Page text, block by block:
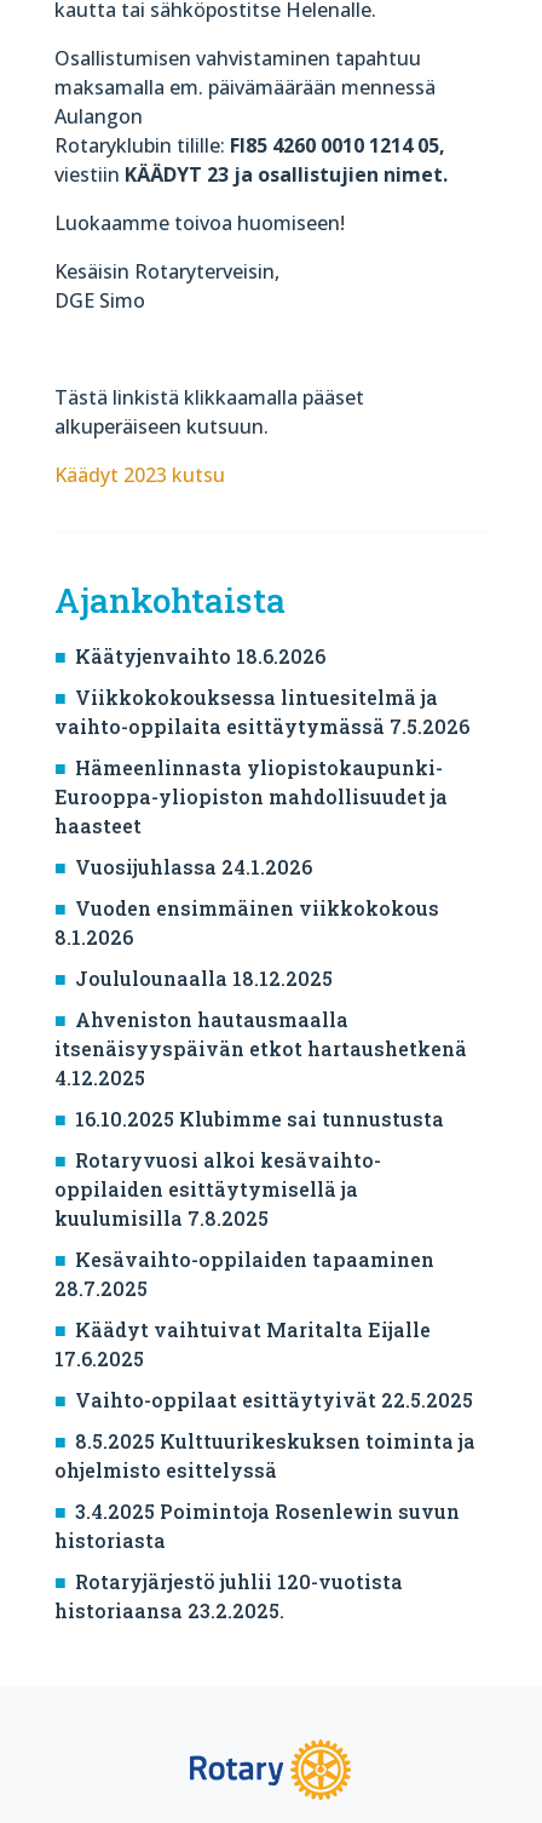
kautta tai sähköpostitse Helenalle.
Osallistumisen vahvistaminen tapahtuu
maksamalla em. päivämäärään mennessä
Aulangon
Rotaryklubin tilille: FI85 4260 0010 1214 05,
viestiin KÄÄDYT 23 ja osallistujien nimet.
Luokaamme toivoa huomiseen!
Kesäisin Rotaryterveisin,
DGE Simo
Tästä linkistä klikkaamalla pääset
alkuperäiseen kutsuun.
Käädyt 2023 kutsu
Ajankohtaista
Käätyjenvaihto 18.6.2026
Viikkokokouksessa lintuesitelmä ja
vaihto-oppilaita esittäytymässä 7.5.2026
Hämeenlinnasta yliopistokaupunki-
Eurooppa-yliopiston mahdollisuudet ja
haasteet
Vuosijuhlassa 24.1.2026
Vuoden ensimmäinen viikkokokous
8.1.2026
Joululounaalla 18.12.2025
Ahveniston hautausmaalla
itsenäisyyspäivän etkot hartaushetkenä
4.12.2025
16.10.2025 Klubimme sai tunnustusta
Rotaryvuosi alkoi kesävaihto-
oppilaiden esittäytymisellä ja
kuulumisilla 7.8.2025
Kesävaihto-oppilaiden tapaaminen
28.7.2025
Käädyt vaihtuivat Maritalta Eijalle
17.6.2025
Vaihto-oppilaat esittäytyivät 22.5.2025
8.5.2025 Kulttuurikeskuksen toiminta ja
ohjelmisto esittelyssä
3.4.2025 Poimintoja Rosenlewin suvun
historiasta
Rotaryjärjestö juhlii 120-vuotista
historiaansa 23.2.2025.